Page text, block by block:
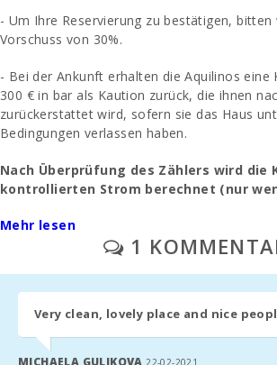
Wohnzimmer:
Toilette, Dusche.:
Badezimmer -
Toilette, Bidet,
Badewanne.:
Schlafzimmer mit
Etagenbett:
Schlafzimmer mit
zwei Einzelbetten
Doppelbett-
Schlafzimmer
(150X200):
Anzahl der
- Um Ihre Reservierung zu bestätigen, bitten
Vorschuss von 30%.
- Bei der Ankunft erhalten die Aquilinos eine
300 € in bar als Kaution zurück, die ihnen
zurückerstattet wird, sofern sie das Haus
Bedingungen verlassen haben.
Nach Überprüfung des Zählers wird die
kontrollierten Strom berechnet (nur
- Die Endreinigung wird separat bezahlt - 180
- Parkplatz / Garage im Freien: / ohne
- Eine vorherige Anfrage: Ein Kinderbett und
Mehr lesen
1
Very clean, lovely place and nice
MICHAELA GULIKOVA22-02-2021